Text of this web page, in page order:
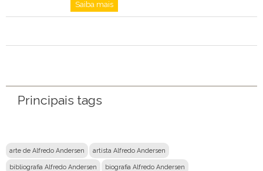
Saiba mais
Principais tags
arte de Alfredo Andersen artista Alfredo Andersen
bibliografia Alfredo Andersen biografia Alfredo Andersen